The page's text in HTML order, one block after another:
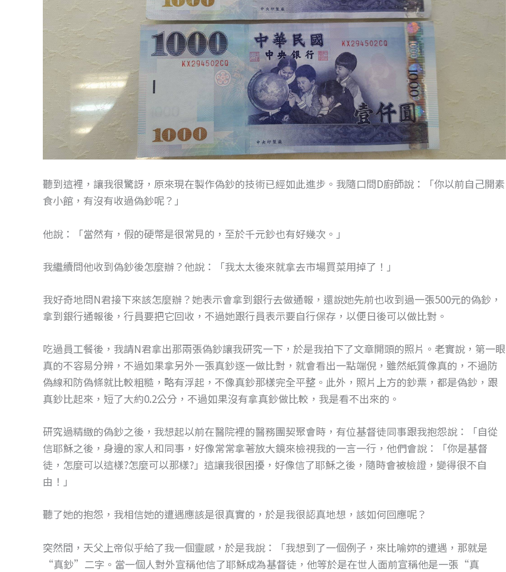
聽到這裡，讓我很驚訝，原來現在製作偽鈔的技術已經如此進步。我隨口問D廚師說：「你以前自己開素
食小館，有沒有收過偽鈔呢？」
他說：「當然有，假的硬幣是很常見的，至於千元鈔也有好幾次。」
我繼續問他收到偽鈔後怎麼辦？他說：「我太太後來就拿去市場買菜用掉了！」
我好奇地問N君接下來該怎麼辦？她表示會拿到銀行去做通報，還說她先前也收到過一張500元的偽鈔，
拿到銀行通報後，行員要把它回收，不過她跟行員表示要自行保存，以便日後可以做比對。
吃過員工餐後，我請N君拿出那兩張偽鈔讓我研究一下，於是我拍下了文章開頭的照片。老實說，第一眼
真的不容易分辨，不過如果拿另外一張真鈔逐一做比對，就會看出一點端倪，雖然紙質像真的，不過防
偽線和防偽條就比較粗糙，略有浮起，不像真鈔那樣完全平整。此外，照片上方的鈔票，都是偽鈔，跟
真鈔比起來，短了大約0.2公分，不過如果沒有拿真鈔做比較，我是看不出來的。
研究過精緻的偽鈔之後，我想起以前在醫院裡的醫務團契聚會時，有位基督徒同事跟我抱怨說：「自從
信耶穌之後，身邊的家人和同事，好像常常拿著放大鏡來檢視我的一言一行，他們會說：「你是基督
徒，怎麼可以這樣?怎麼可以那樣?」這讓我很困擾，好像信了耶穌之後，隨時會被檢證，變得很不自
由！」
聽了她的抱怨，我相信她的遭遇應該是很真實的，於是我很認真地想，該如何回應呢？
突然間，天父上帝似乎給了我一個靈感，於是我說：「我想到了一個例子，來比喻妳的遭遇，那就是
“真鈔”二字。當一個人對外宣稱他信了耶穌成為基督徒，他等於是在世人面前宣稱他是一張“真